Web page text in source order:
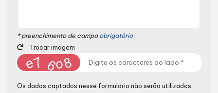
* preenchimento de campoobrigatório
Trocar imagem
Os dados captados nesse formulário não serão utilizados